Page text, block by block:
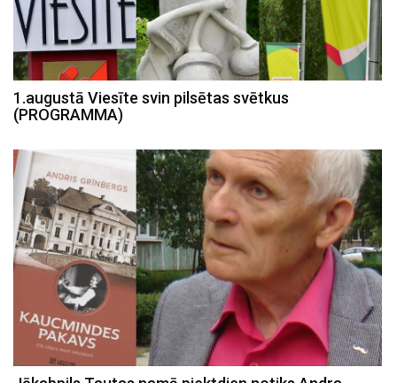
1.augustā Viesīte svin pilsētas svētkus
(PROGRAMMA)